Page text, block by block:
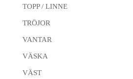
TOPP / LINNE
TRÖJOR
VANTAR
VÄSKA
VÄST